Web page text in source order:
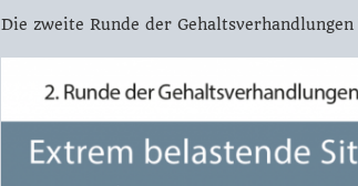
Die zweite Runde der